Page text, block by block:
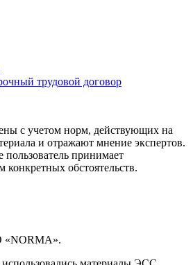
трудовой договор
с учетом норм, действующих на
и отражают мнение экспертов.
принимает
конкретных обстоятельств.
«NORMA».